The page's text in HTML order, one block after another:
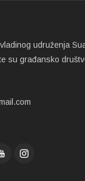
udruženja
su građansko